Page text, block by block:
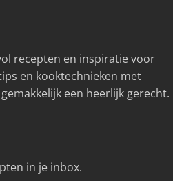
recepten en inspiratie voor
en kooktechnieken met
een heerlijk gerecht.
in je inbox.